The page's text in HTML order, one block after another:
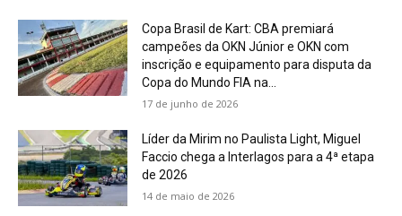
Copa Brasil de Kart: CBA premiará
campeões da OKN Júnior e OKN com
inscrição e equipamento para disputa da
Copa do Mundo FIA na...
17 de junho de 2026
Líder da Mirim no Paulista Light, Miguel
Faccio chega a Interlagos para a 4ª etapa
de 2026
14 de maio de 2026